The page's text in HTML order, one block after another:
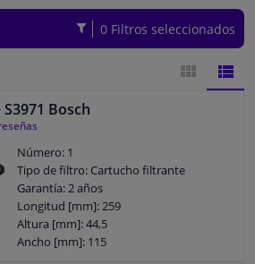
motor, bicicleta y barco
0 Filtros seleccionados
Bosch
Número: 1
Tipo de filtro: Cartucho filtrante
Garantía: 2 años
Longitud [mm]: 259
Altura [mm]: 44,5
Ancho [mm]: 115